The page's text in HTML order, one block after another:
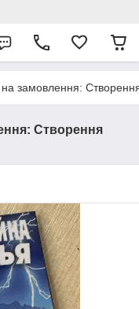
замовлення: Створення
Створення